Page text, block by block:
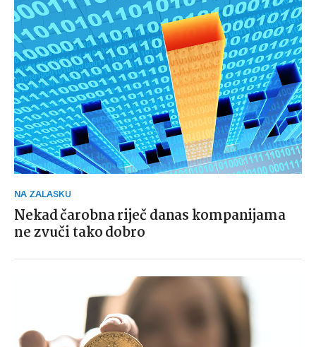
NA ZALASKU
Nekad čarobna riječ danas kompanijama
ne zvuči tako dobro